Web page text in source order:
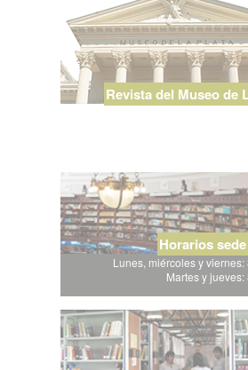
Revista del Museo de
Horarios
Lunes, miércoles y viernes:
Martes y jueves: